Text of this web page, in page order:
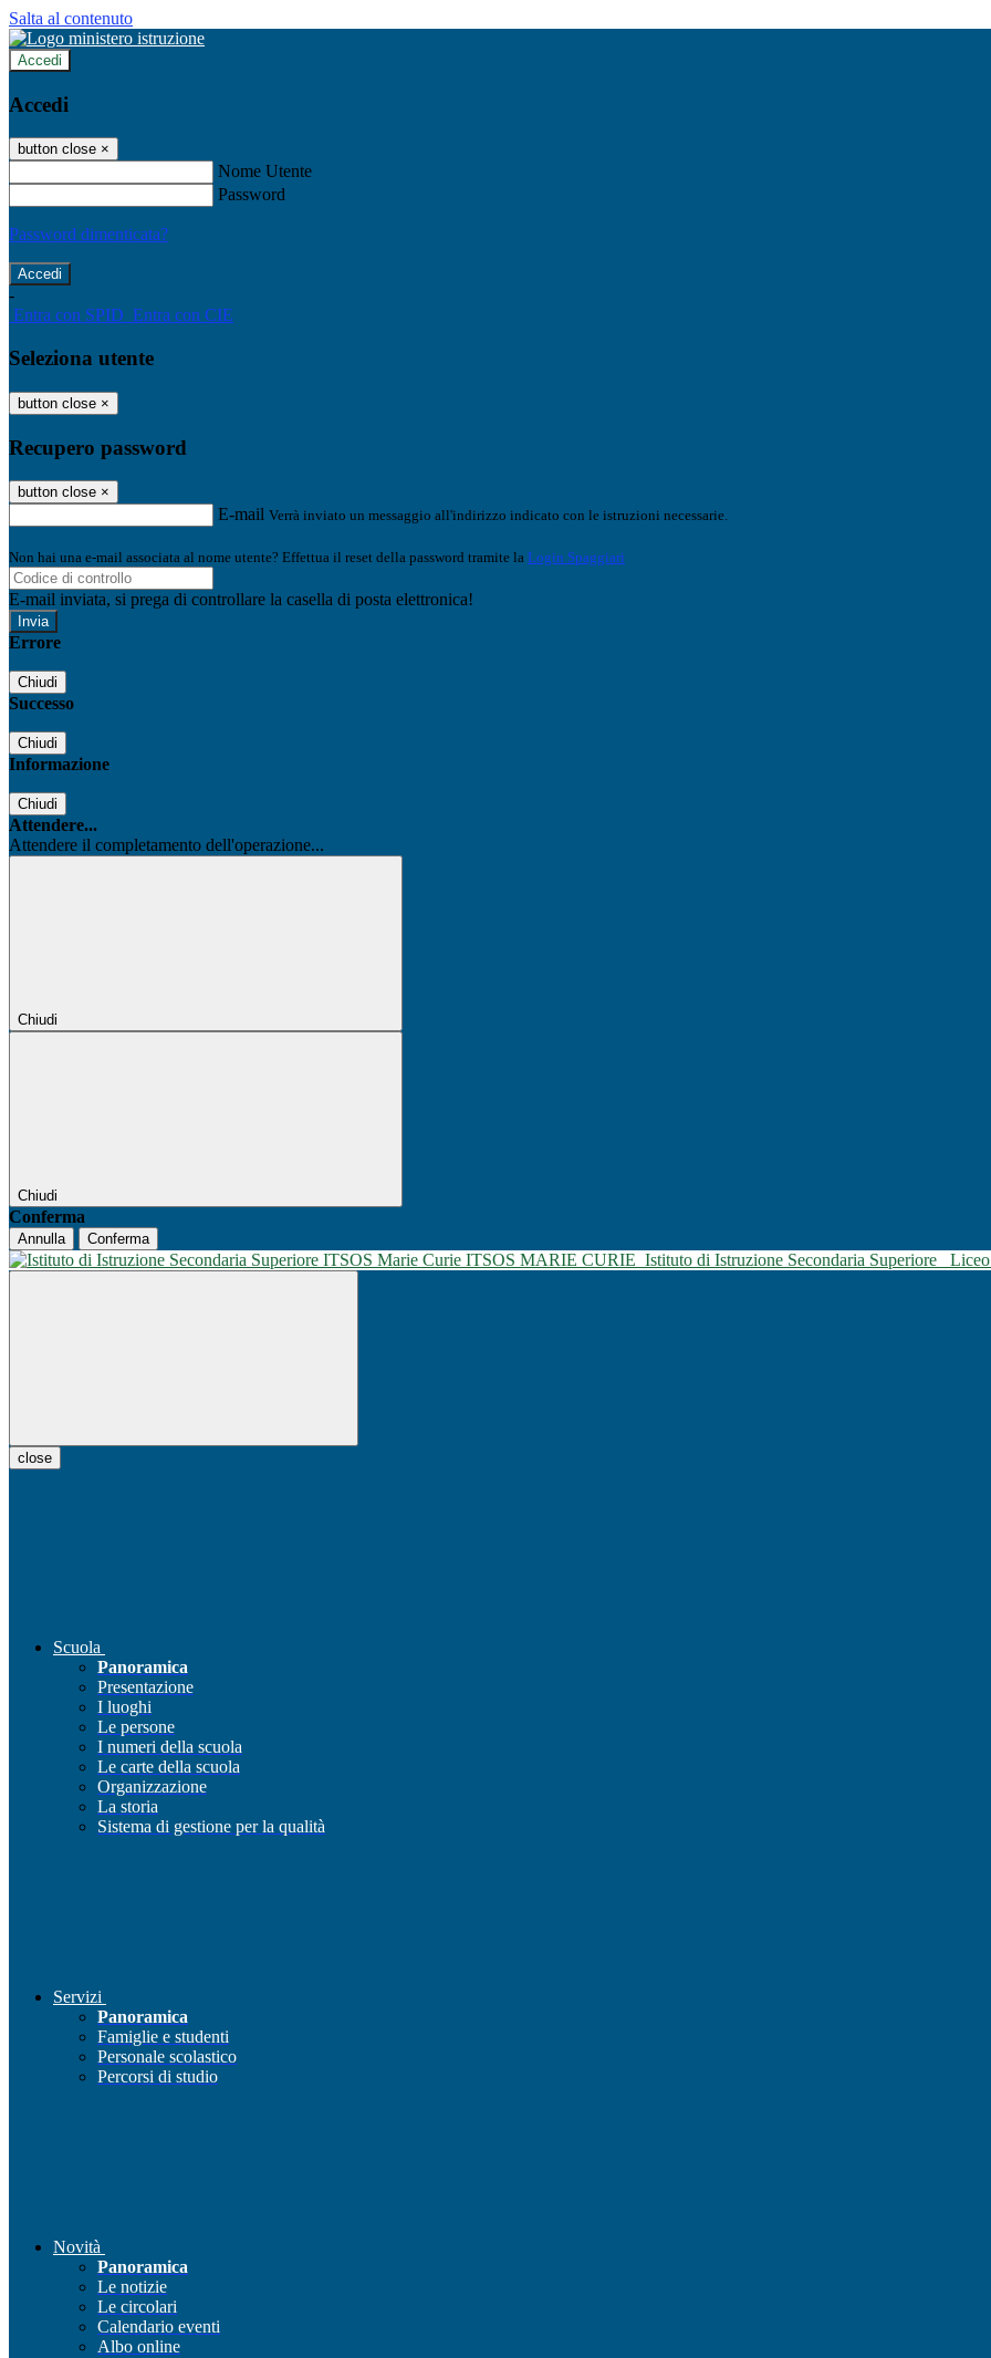
Salta al contenuto
Accedi
Accedi
button close ×
Nome Utente
Password
Password dimenticata?
-
Entra con SPID Entra con CIE
Seleziona utente
button close ×
Recupero password
button close ×
E-mail Verrà inviato un messaggio all'indirizzo indicato con le istruzioni necessarie.
Non hai una e-mail associata al nome utente? Effettua il reset della password tramite la Login Spaggiari
E-mail inviata, si prega di controllare la casella di posta elettronica!
Errore
Chiudi
Successo
Chiudi
Informazione
Chiudi
Attendere...
Attendere il completamento dell'operazione...
Chiudi
Chiudi
Conferma
Annulla Conferma
ITSOS MARIE CURIE Istituto di Istruzione Secondaria Superiore
close
Scuola
Panoramica
Presentazione
I luoghi
Le persone
I numeri della scuola
Le carte della scuola
Organizzazione
La storia
Sistema di gestione per la qualità
Servizi
Panoramica
Famiglie e studenti
Personale scolastico
Percorsi di studio
Novità
Panoramica
Le notizie
Le circolari
Calendario eventi
Albo online